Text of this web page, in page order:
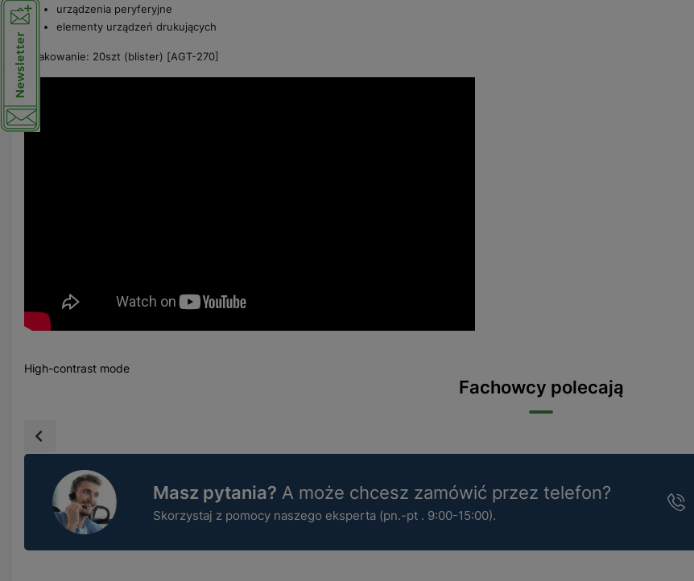
urządzenia peryferyjne
elementy urządzeń drukujących
Opakowanie: 20szt (blister) [AGT-270]
High-contrast mode
Fachowcy polecają
Masz pytania? A może chcesz zamówić przez telefon?
Skorzystaj z pomocy naszego eksperta (pn.-pt . 9:00-15:00).